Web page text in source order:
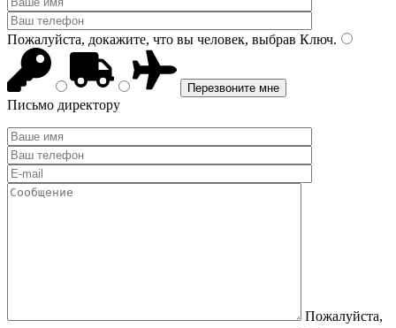
Пожалуйста, докажите, что вы человек, выбрав Ключ.
Письмо директору
Пожалуйста,